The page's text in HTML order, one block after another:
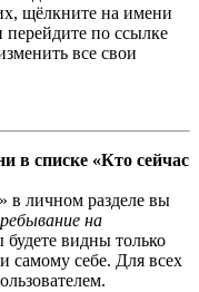
щёлкните на имени
перейдите по ссылке
все свои
в списке «Кто сейчас
в личном разделе вы
на
будете видны только
самому себе. Для всех